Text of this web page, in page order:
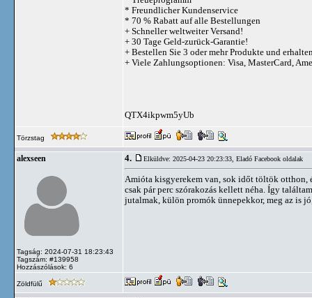
* Freundlicher Kundenservice
* 70 % Rabatt auf alle Bestellungen
+ Schneller weltweiter Versand!
+ 30 Tage Geld-zurück-Garantie!
+ Bestellen Sie 3 oder mehr Produkte und
+ Viele Zahlungsoptionen: Visa, MasterCard,
QTX4ikpwm5yUb
Törzstag
alexseen
Tagság: 2024-07-31 18:23:43
Tagszám: #139958
Hozzászólások: 6
4. Elküldve: 2025-04-23 20:23:33, Eladó Facebook oldalak
Amióta kisgyerekem van, sok időt töltök otthon,
csak pár perc szórakozás kellett néha. Így
jutalmak, külön promók ünnepekkor, meg az is
Zöldfülű